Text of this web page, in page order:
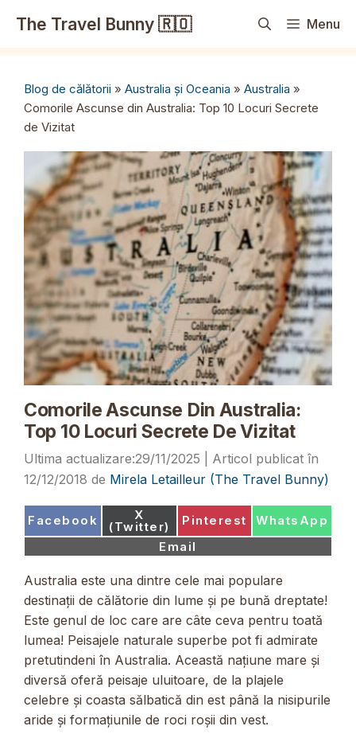
The Travel Bunny 🇷🇴 Menu
Blog de călătorii » Australia și Oceania » Australia »
Comorile Ascunse din Australia: Top 10 Locuri Secrete
de Vizitat
Comorile Ascunse Din Australia:
Top 10 Locuri Secrete De Vizitat
29/11/2025
12/12/2018 de Mirela Letailleur (The Travel Bunny)
Share
Facebook Share
on
X
(Twitter) Share
Pinterest Share
WhatsApp
Share
on
Email
Australia este una dintre cele mai populare
destinații de călătorie din lume și pe bună dreptate!
Este genul de loc care are câte ceva pentru toată
lumea! Peisajele naturale superbe pot fi admirate
pretutindeni în Australia. Această națiune mare și
diversă oferă peisaje uluitoare, de la plajele
celebre și coasta sălbatică din est până la nisipurile
aride și formațiunile de roci roșii din vest.